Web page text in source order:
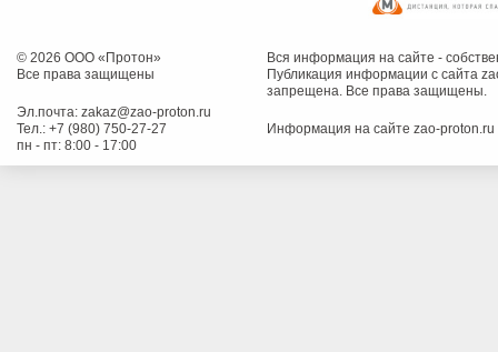
© 2026 ООО «Протон»
Все права защищены
Эл.почта: zakaz@zao-proton.ru
Тел.: +7 (980) 750-27-27
пн - пт: 8:00 - 17:00
Вся информация на сайте -
Публикация информации с сайта
запрещена. Все права защищены.
Информация на сайте zao-